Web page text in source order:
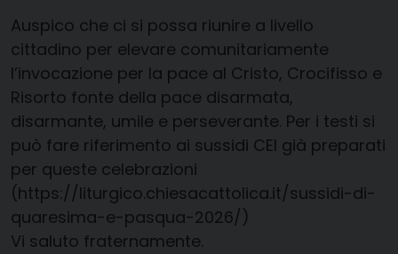
Auspico che ci si possa riunire a livello
cittadino per elevare comunitariamente
l’invocazione per la pace al Cristo, Crocifisso e
Risorto fonte della pace disarmata,
disarmante, umile e perseverante. Per i testi si
può fare riferimento ai sussidi CEI già preparati
per queste celebrazioni
(https://liturgico.chiesacattolica.it/sussidi-di-
quaresima-e-pasqua-2026/)
Vi saluto fraternamente.